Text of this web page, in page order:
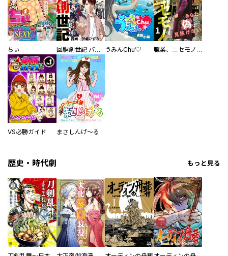
ちぃ 回胴創世記 パチスロを創った男達 うみんChu♡ 職業、ニセモノ～あなたに偽は見抜けない【電子単行本版】
VS必勝ガイド まさしんげ～る
歴史・時代劇 もっと見る